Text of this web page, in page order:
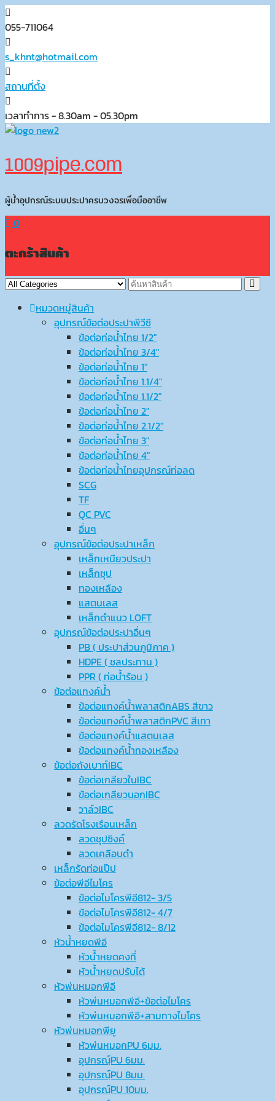
Skip
to
content
055-711064
s_khnt@hotmail.com
สถานที่ตั้ง
เวลาทำการ - 8.30am - 05.30pm
1009pipe.com
ผู้น้ำอุปกรณ์ระบบประปาครบวงจรเพื่อมืออาชีพ
0
ตะกร้าสินค้า
หมวดหมู่สินค้า
อุปกรณ์ข้อต่อประปาพีวีซี
ข้อต่อท่อน้ำไทย 1/2″
ข้อต่อท่อน้ำไทย 3/4″
ข้อต่อท่อน้ำไทย 1″
ข้อต่อท่อน้ำไทย 1.1/4″
ข้อต่อท่อน้ำไทย 1.1/2″
ข้อต่อท่อน้ำไทย 2″
ข้อต่อท่อน้ำไทย 2.1/2″
ข้อต่อท่อน้ำไทย 3″
ข้อต่อท่อน้ำไทย 4″
ข้อต่อท่อน้ำไทยอุปกรณ์ท่อลด
SCG
TF
QC PVC
อื่นๆ
อุปกรณ์ข้อต่อประปาเหล็ก
เหล็กเหนียวประปา
เหล็กชุป
ทองเหลือง
แสตนเลส
เหล็กดำแนว LOFT
อุปกรณ์ข้อต่อประปาอื่นๆ
PB ( ประปาส่วนภูมิภาค )
HDPE ( ชลประทาน )
PPR ( ท่อน้ำร้อน )
ข้อต่อแทงค์น้ำ
ข้อต่อแทงค์น้ำพลาสติกABS สีขาว
ข้อต่อแทงค์น้ำพลาสติกPVC สีเทา
ข้อต่อแทงค์น้ำแสตนเลส
ข้อต่อแทงค์น้ำทองเหลือง
ข้อต่อถังเบาท์IBC
ข้อต่อเกลียวในIBC
ข้อต่อเกลียวนอกIBC
วาล์วIBC
ลวดรัดโรงเรือนเหล็ก
ลวดชุปซิงค์
ลวดเคลือบดำ
เหล็กรัดท่อแป๊ป
ข้อต่อพีอีไมโคร
ข้อต่อไมโครพีอี812- 3/5
ข้อต่อไมโครพีอี812- 4/7
ข้อต่อไมโครพีอี812- 8/12
หัวน้ำหยดพีอี
หัวน้ำหยดคงที่
หัวน้ำหยดปรับได้
หัวพ่นหมอกพีอี
หัวพ่นหมอกพีอี+ข้อต่อไมโคร
หัวพ่นหมอกพีอี+สามทางไมโคร
หัวพ่นหมอกพียู
หัวพ่นหมอกPU 6มม.
อุปกรณ์ฺPU 6มม.
อุปกรณ์ฺPU 8มม.
อุปกรณ์ฺPU 10มม.